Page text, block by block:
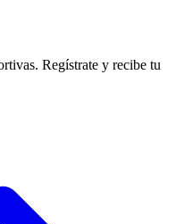
Regístrate y recibe tu